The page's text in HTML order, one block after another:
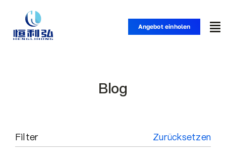
springen
Angebot einholen
Produkte
Blog
Filter Zurücksetzen